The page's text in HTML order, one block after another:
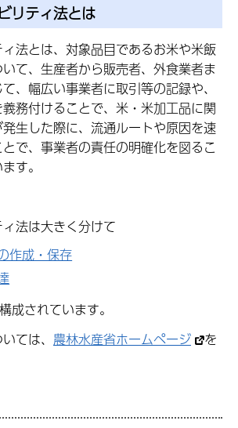
リティ法とは
法とは、対象品目であるお米や米飯
て、生産者から販売者、外食業者ま
、幅広い事業者に取引等の記録や、
務付けることで、米・米加工品に関
生した際に、流通ルートや原因を速
で、事業者の責任の明確化を図るこ
す。
法は大きく分けて
作成・保存
成されています。
ては、 農林水産省ホームページ
を